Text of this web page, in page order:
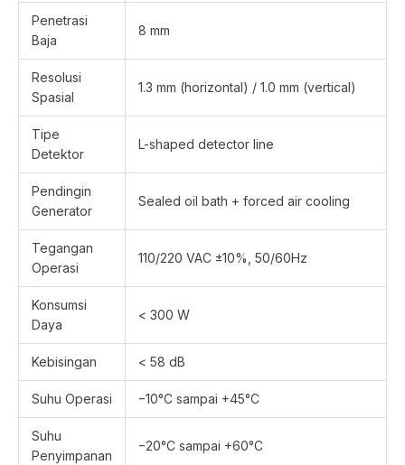
Penetrasi
Baja
8 mm
Resolusi
Spasial
1.3 mm (horizontal) / 1.0 mm (vertical)
Tipe
Detektor
L-shaped detector line
Pendingin
Generator
Sealed oil bath + forced air cooling
Tegangan
Operasi
110/220 VAC ±10%, 50/60Hz
Konsumsi
Daya
< 300 W
Kebisingan < 58 dB
Suhu Operasi −10°C sampai +45°C
Suhu
Penyimpanan
−20°C sampai +60°C